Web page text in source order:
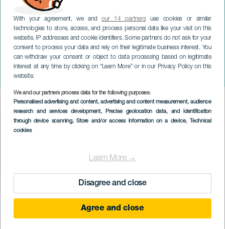
With your agreement, we andour 14 partnersuse cookies or similar
technologies to store, access, and process personal data like your visit on this
website, IP addresses and cookie identifiers. Some partners do not ask for your
consent to process your data and rely on their legitimate business interest. You
can withdraw your consent or object to data processing based on legitimate
interest at any time by clicking on “Learn More” or in our Privacy Policy on this
website.
We and our partners process data for the following purposes:
Personalised advertising and content, advertising and content measurement, audience
research and services development, Precise geolocation data, and identification
through device scanning, Store and/or access information on a device, Technical
cookies
Learn More →
Disagree and close
Agree and close
Dúo Cassadó - Festival
Paralelo. La Graciosa
LA GRACIOSA
Imagen
Listado
KORÁBBI ESEMÉNY